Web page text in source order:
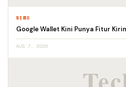
NEWS
Google Wallet Kini Punya Fitur
AUG 7, 2026